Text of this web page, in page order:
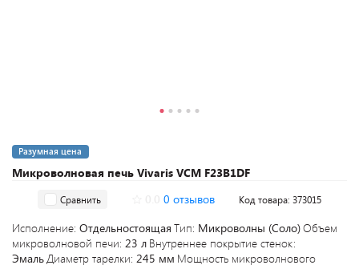
Микроволновая печь Vivaris VCM F23B1DF
Разумная цена
Сравнить 0 отзывов Код товара: 373015
Исполнение: Отдельностоящая Тип: Микроволны (Соло)Объем
микроволновой печи: 23 л Внутреннее покрытие стенок:
ЭмальДиаметр тарелки: 245 мм Мощность микроволнового